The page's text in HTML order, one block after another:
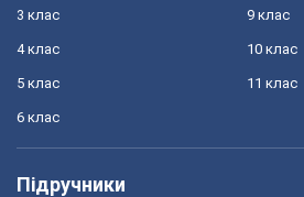
3 клас
4 клас
5 клас
6 клас
9 клас
10 клас
11 клас
Підручники